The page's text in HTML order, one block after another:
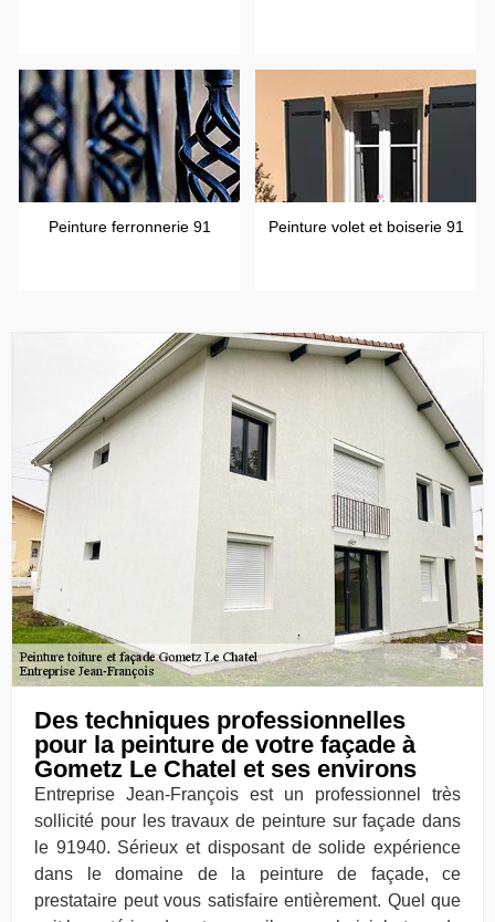
Peinture ferronnerie 91 Peinture volet et boiserie 91
Des techniques professionnelles
pour la peinture de votre façade à
Gometz Le Chatel et ses environs
Entreprise Jean-François est un professionnel très
sollicité pour les travaux de peinture sur façade dans
le 91940. Sérieux et disposant de solide expérience
dans le domaine de la peinture de façade, ce
prestataire peut vous satisfaire entièrement. Quel que